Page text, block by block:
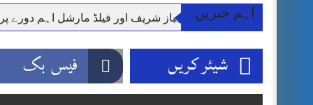
اہم خبریں
وزیر اعظم شہباز شریف اور فیلڈ مارشل اہم دورے
قائداعظم نامی شہری کا شناختی کارڈ بلاک،عدالت
ڈپٹی کمشنر راولپنڈی کیپٹن(ر) ندیم ناصر کا دورہء
شیئر کریں فیس بک